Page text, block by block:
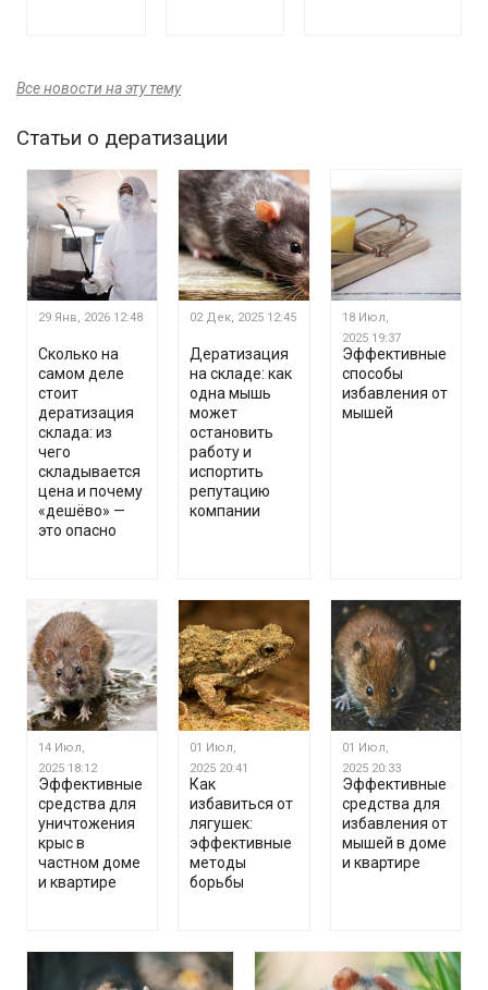
Все новости на эту тему
Статьи о дератизации
29 Янв, 2026 12:48
Сколько на
самом деле
стоит
дератизация
склада: из
чего
складывается
цена и почему
«дешёво» —
это опасно
02 Дек, 2025 12:45
Дератизация
на складе: как
одна мышь
может
остановить
работу и
испортить
репутацию
компании
18 Июл,
2025 19:37
Эффективные
способы
избавления от
мышей
14 Июл,
2025 18:12
Эффективные
средства для
уничтожения
крыс в
частном доме
и квартире
01 Июл,
2025 20:41
Как
избавиться от
лягушек:
эффективные
методы
борьбы
01 Июл,
2025 20:33
Эффективные
средства для
избавления от
мышей в доме
и квартире